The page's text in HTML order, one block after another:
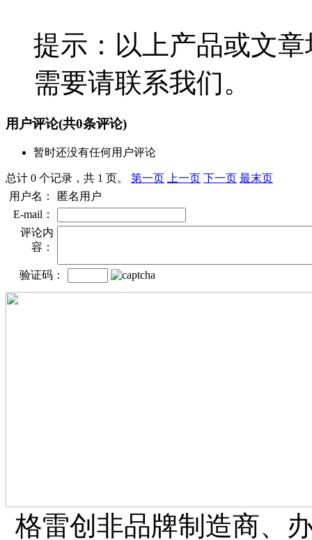
提示：以上产品或文
需要请联系我们。
用户评论(共0条评论)
暂时还没有任何用户评论
总计 0 个记录，共 1 页。 第一页 上一页 下一页 最末页
用户名：
匿名用户
E-mail：
评论内
容：
验证码：
格雷创非品牌制造商、